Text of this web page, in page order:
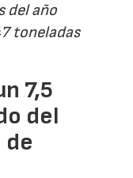
del año
toneladas
7,5
del